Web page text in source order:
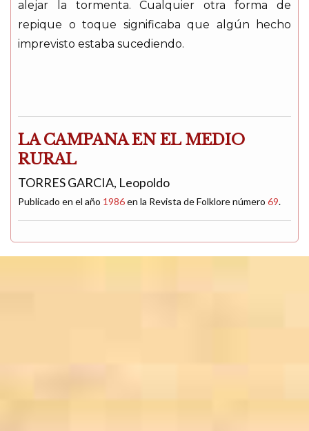
alejar la tormenta. Cualquier otra forma de
repique o toque significaba que algún hecho
imprevisto estaba sucediendo.
LA CAMPANA EN EL MEDIO
RURAL
TORRES GARCIA, Leopoldo
Publicado en el año 1986en la Revista de Folklore número 69.